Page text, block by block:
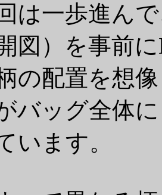
は一歩進ん
図）を事前
の配置を想
バッグ全体
います。